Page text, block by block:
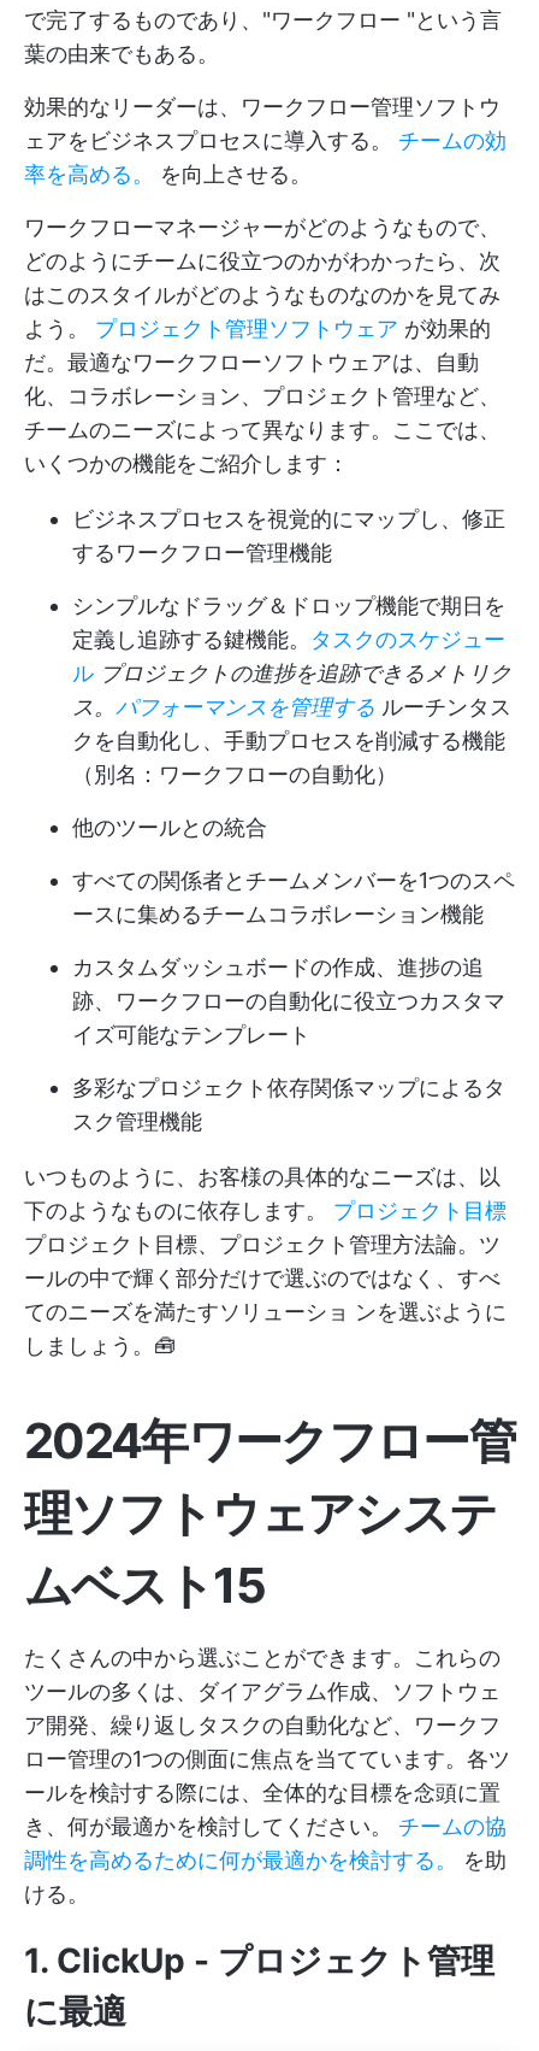
で完了するものであり、"ワークフロー "という言
葉の由来でもある。
効果的なリーダーは、ワークフロー管理ソフトウ
ェアをビジネスプロセスに導入する。 チームの効
率を高める。
を向上させる。
ワークフローマネージャーがどのようなもので、
どのようにチームに役立つのかがわかったら、次
はこのスタイルがどのようなものなのかを見てみ
よう。 プロジェクト管理ソフトウェア が効果的
だ。最適なワークフローソフトウェアは、自動
化、コラボレーション、プロジェクト管理など、
チームのニーズによって異なります。ここでは、
いくつかの機能をご紹介します：
ビジネスプロセスを視覚的にマップし、修正
するワークフロー管理機能
シンプルなドラッグ＆ドロップ機能で期日を
定義し追跡する鍵機能。 タスクのスケジュー
ル プロジェクトの進捗を追跡できるメトリク
ス。 パフォーマンスを管理する ルーチンタス
クを自動化し、手動プロセスを削減する機能
（別名：ワークフローの自動化）
他のツールとの統合
すべての関係者とチームメンバーを1つのスペ
ースに集めるチームコラボレーション機能
カスタムダッシュボードの作成、進捗の追
跡、ワークフローの自動化に役立つカスタマ
イズ可能なテンプレート
多彩なプロジェクト依存関係マップによるタ
スク管理機能
いつものように、お客様の具体的なニーズは、以
下のようなものに依存します。 プロジェクト目標
プロジェクト目標、プロジェクト管理方法論。ツ
ールの中で輝く部分だけで選ぶのではなく、すべ
てのニーズを満たすソリューショ ンを選ぶように
しましょう。🧰
2024年ワークフロー管
理ソフトウェアシステ
ムベスト15
たくさんの中から選ぶことができます。これらの
ツールの多くは、ダイアグラム作成、ソフトウェ
ア開発、繰り返しタスクの自動化など、ワークフ
ロー管理の1つの側面に焦点を当てています。各ツ
ールを検討する際には、全体的な目標を念頭に置
き、何が最適かを検討してください。 チームの協
調性を高めるために何が最適かを検討する。
を助
ける。
1. ClickUp - プロジェクト管理
に最適